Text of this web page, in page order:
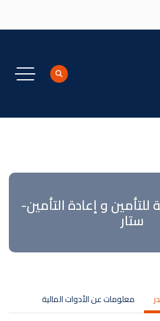
للتأمين و إعادة التأمين-
ستار
معلومات عن الأدوات المالية